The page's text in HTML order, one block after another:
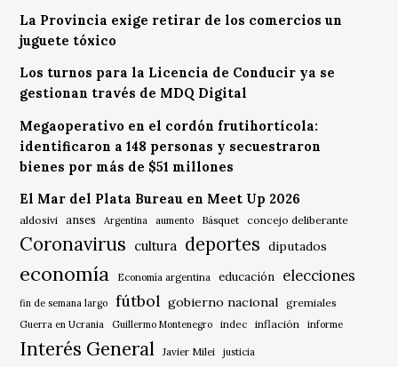
La Provincia exige retirar de los comercios un
juguete tóxico
Los turnos para la Licencia de Conducir ya se
gestionan través de MDQ Digital
Megaoperativo en el cordón frutihortícola:
identificaron a 148 personas y secuestraron
bienes por más de $51 millones
El Mar del Plata Bureau en Meet Up 2026
aldosivi anses Argentina aumento Básquet concejo deliberante
Coronavirus cultura deportes diputados
economía Economía argentina educación elecciones
fin de semana largo fútbol gobierno nacional gremiales
Guerra en Ucrania Guillermo Montenegro indec inflación informe
Interés General Javier Milei justicia